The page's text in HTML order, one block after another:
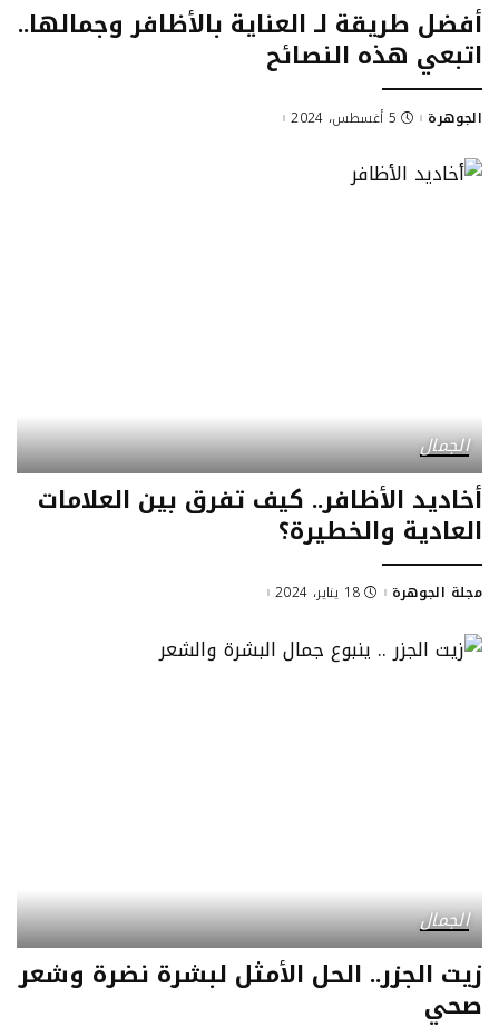
أفضل طريقة لـ العناية بالأظافر وجمالها..
اتبعي هذه النصائح
Posted
الجوهرة 5 أغسطس، 2024
الجمال
أخاديد الأظافر.. كيف تفرق بين العلامات
العادية والخطيرة؟
Posted
مجلة الجوهرة 18 يناير، 2024
الجمال
زيت الجزر.. الحل الأمثل لبشرة نضرة وشعر
صحي